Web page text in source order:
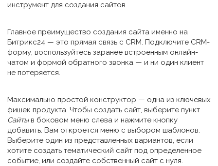
инструмент для создания сайтов.
Главное преимущество создания сайта именно на
Битрикс24 — это прямая связь с CRM. Подключите CRM-
форму, воспользуйтесь заранее встроенным онлайн-
чатом и формой обратного звонка — и ни один клиент
не потеряется.
Максимально простой конструктор — одна из ключевых
фишек продукта. Чтобы создать сайт, выберите пункт
Сайтыв боковом меню слева и нажмите кнопку
добавить. Вам откроется меню с выбором шаблонов.
Выберите один из представленных вариантов, если
хотите создать тематический сайт под определенное
событие, или создайте собственный сайт с нуля.